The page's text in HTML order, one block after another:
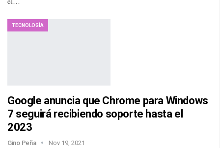
TECNOLOGÍA
Google anuncia que Chrome para Windows
7 seguirá recibiendo soporte hasta el
2023
Gino Peña Nov 19, 2021